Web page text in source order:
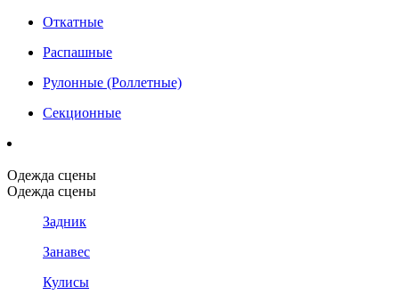
Откатные
Распашные
Рулонные (Роллетные)
Секционные
Одежда сцены
Одежда сцены
Задник
Занавес
Кулисы